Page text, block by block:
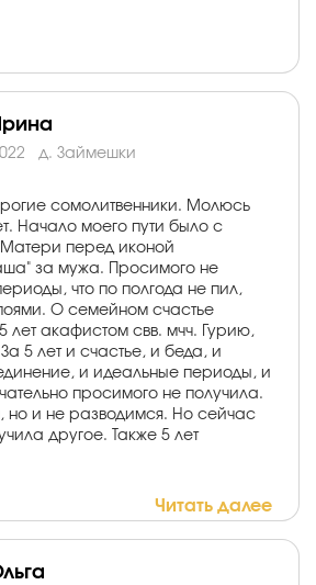
д. Займешки
сомолитвенники. Молюсь
Начало моего пути было с
перед иконой
за мужа. Просимого не
что по полгода не пил,
О семейном счастье
лет акафистом свв. мчч. Гурию,
5 лет и счастье, и беда, и
и идеальные периоды, и
просимого не получила.
но и не разводимся. Но сейчас
другое. Также 5 лет
Читать далее